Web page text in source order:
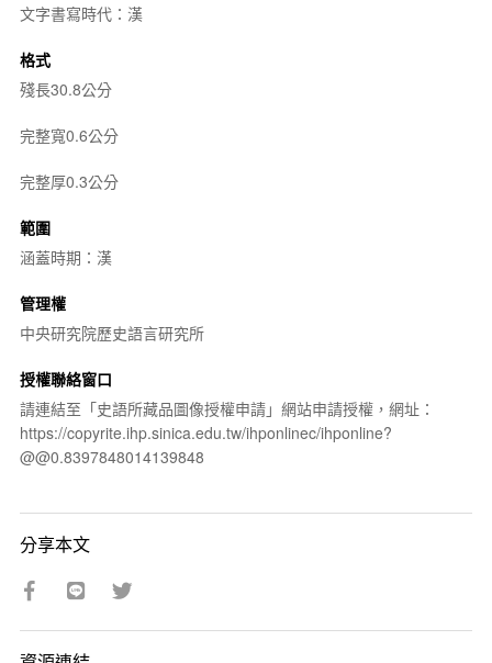
文字書寫時代：漢
格式
殘長30.8公分
完整寬0.6公分
完整厚0.3公分
範圍
涵蓋時期：漢
管理權
中央研究院歷史語言研究所
授權聯絡窗口
請連結至「史語所藏品圖像授權申請」網站申請授權，網址：
https://copyrite.ihp.sinica.edu.tw/ihponlinec/ihponline?
@@0.8397848014139848
分享本文